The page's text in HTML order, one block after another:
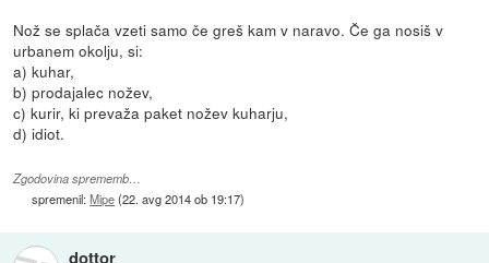
Nož se splača vzeti samo če greš kam v naravo. Če ga nosiš v
urbanem okolju, si:
a) kuhar,
b) prodajalec nožev,
c) kurir, ki prevaža paket nožev kuharju,
d) idiot.
Zgodovina sprememb…
spremenil:Mipe(22. avg 2014 ob 19:17)
dottor